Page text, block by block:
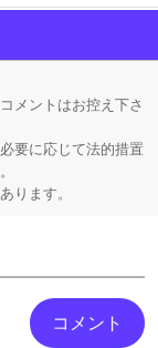
れても文句は言えんやろこれ』
ンスなのか気になる
メントはお控え下さ
要に応じて法的措置
ります。